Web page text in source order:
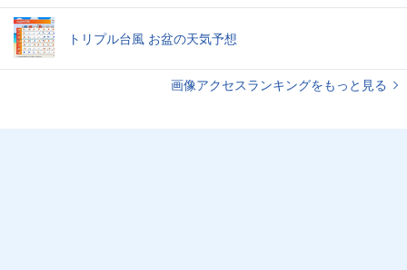
トリプル台風 お盆の天気予想
画像アクセスランキングをもっと見る